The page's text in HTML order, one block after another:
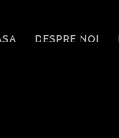
DESPRE NOI